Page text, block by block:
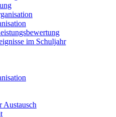
im Schuljahr
Austausch